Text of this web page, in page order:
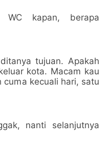
WC kapan, berapa
tujuan. Apakah
kota. Macam kau
cuma kecuali hari, satu
nanti selanjutnya